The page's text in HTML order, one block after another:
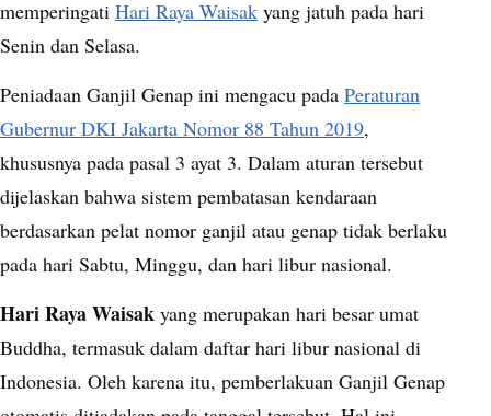
memperingati Hari Raya Waisak yang jatuh pada hari
Senin dan Selasa.
Peniadaan Ganjil Genap ini mengacu pada Peraturan
Gubernur DKI Jakarta Nomor 88 Tahun 2019,
khususnya pada pasal 3 ayat 3. Dalam aturan tersebut
dijelaskan bahwa sistem pembatasan kendaraan
berdasarkan pelat nomor ganjil atau genap tidak berlaku
pada hari Sabtu, Minggu, dan hari libur nasional.
Hari Raya Waisak yang merupakan hari besar umat
Buddha, termasuk dalam daftar hari libur nasional di
Indonesia. Oleh karena itu, pemberlakuan Ganjil Genap